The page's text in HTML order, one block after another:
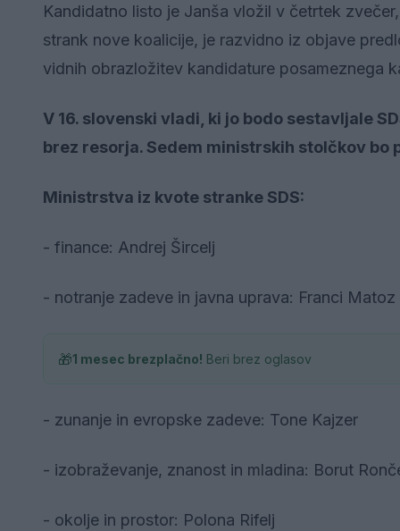
Kandidatno listo je Janša vložil v četrtek
strank nove koalicije, je razvidno iz objave
vidnih obrazložitev kandidature posameznega
V 16. slovenski vladi, ki jo bodo sestavljale
brez resorja. Sedem ministrskih stolčkov bo
Ministrstva iz kvote stranke SDS:
- finance: Andrej Šircelj
- notranje zadeve in javna uprava: Franci Matoz
🎁1 mesec brezplačno! Beri brez oglasov
- zunanje in evropske zadeve: Tone Kajzer
- izobraževanje, znanost in mladina: Borut
- okolje in prostor: Polona Rifelj